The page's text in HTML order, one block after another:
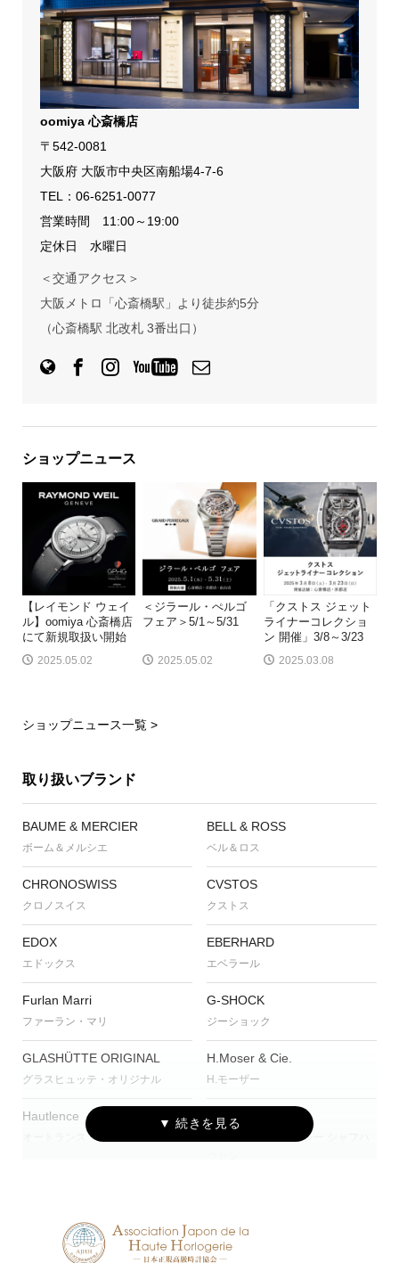
oomiya 心斎橋店
〒542-0081
大阪府 大阪市中央区南船場4-7-6
TEL： 06-6251-0077
営業時間 11:00～19:00
定休日 水曜日
＜交通アクセス＞
大阪メトロ「心斎橋駅」より徒歩約5分
（心斎橋駅 北改札 3番出口）
ショップニュース
【レイモンド ウェイ
ル】oomiya 心斎橋店
にて新規取扱い開始
2025.05.02
＜ジラール・ぺルゴ
フェア＞5/1～5/31
2025.05.02
「クストス ジェット
ライナーコレクショ
ン 開催」3/8～3/23
2025.03.08
ショップニュース一覧 >
取り扱いブランド
BAUME & MERCIER
ボーム＆メルシエ
BELL & ROSS
ベル＆ロス
CHRONOSWISS
クロノスイス
CVSTOS
クストス
EDOX
エドックス
EBERHARD
エベラール
Furlan Marri
ファーラン・マリ
G-SHOCK
ジーショック
GLASHÜTTE ORIGINAL
グラスヒュッテ・オリジナル
H.Moser & Cie.
H.モーザー
Hautlence IWC
アイ・ダブリュー・シー シャフハ
NORQAIN OSSO ITALY